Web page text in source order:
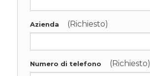
Azienda (Richiesto)
Numero di telefono (Richiesto)